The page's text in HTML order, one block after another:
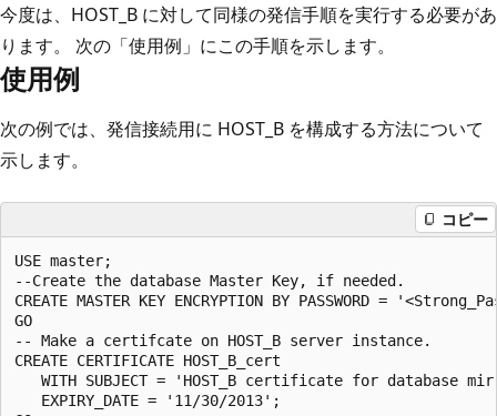
今度は、HOST_B に対して同様の発信手順を実行する必要があ
ります。 次の「使用例」にこの手順を示します。
使用例
次の例では、発信接続用に HOST_B を構成する方法について
示します。
コピー
USE master;
--Create the database Master Key, if needed.
CREATE MASTER KEY ENCRYPTION BY PASSWORD =
GO
-- Make a certifcate on HOST_B server instance.
CREATE CERTIFICATE HOST_B_cert
WITH SUBJECT = 'HOST_B certificate for database
   EXPIRY_DATE = '11/30/2013';